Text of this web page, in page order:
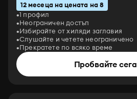
12 месеца на цената на 8
1 профил
Неограничен достъп
Избирайте от хиляди заглавия
Слушайте и четете неограничено
Прекратете по всяко време
Пробвайте сега